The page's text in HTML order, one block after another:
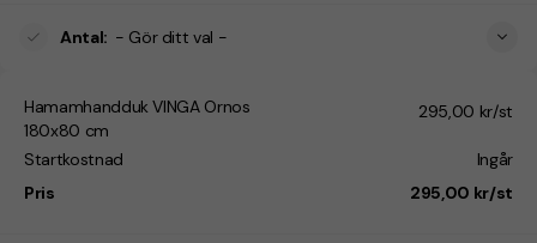
Antal: - Gör ditt val -
Hamamhandduk VINGA Ornos
180x80 cm
295,00 kr/st
Startkostnad
Ingår
Pris
295,00 kr/st